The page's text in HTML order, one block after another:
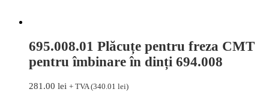
695.008.01 Plăcuțe pentru freza CMT
pentru îmbinare în dinți 694.008
281.00 lei + TVA (340.01 lei)